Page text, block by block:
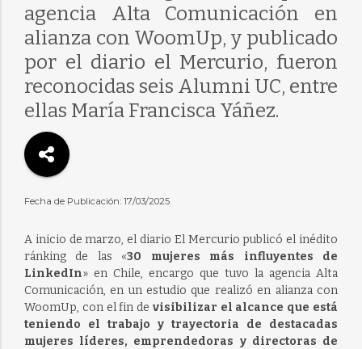
agencia Alta Comunicación en
alianza con WoomUp, y publicado
por el diario el Mercurio, fueron
reconocidas seis Alumni UC, entre
ellas María Francisca Yáñez.
Fecha de Publicación: 17/03/2025
A inicio de marzo, el diario El Mercurio publicó el inédito
ránking de las «30 mujeres más influyentes de
LinkedIn» en Chile, encargo que tuvo la agencia Alta
Comunicación, en un estudio que realizó en alianza con
WoomUp, con el fin de visibilizar el alcance que está
teniendo el trabajo y trayectoria de destacadas
mujeres líderes, emprendedoras y directoras de